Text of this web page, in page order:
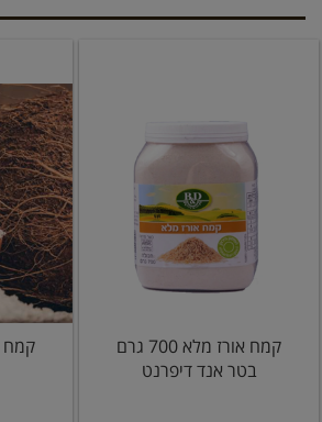
קמח אורז מלא 700 גרם
בטר אנד דיפרנט